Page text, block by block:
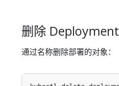
删除 Deployment
通过名称删除部署的对象：